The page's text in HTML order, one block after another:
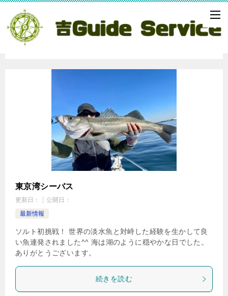
著者：meviusmaker
東京湾シーバス
更新日：
公開日：
最新情報
ソルト初挑戦！ 世界の淡水魚と対峙した経験を生かして良
い魚連発されました^^ 海は湖のように穏やかな日でした。
ありがとうございます。
続きを読む